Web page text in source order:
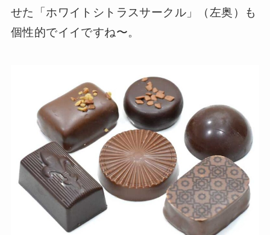
せた「ホワイトシトラスサークル」（左奥）も
個性的でイイですね〜。